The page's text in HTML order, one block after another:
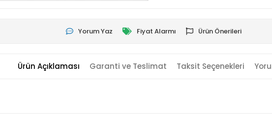
Yorum Yaz Fiyat Alarmı Ürün Önerileri
Ürün Açıklaması Garanti ve Teslimat Taksit Seçenekleri